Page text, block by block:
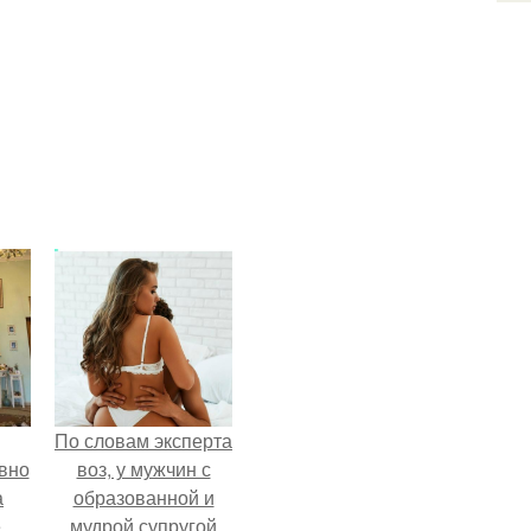
По словам эксперта
воз, у мужчин с
образованной и